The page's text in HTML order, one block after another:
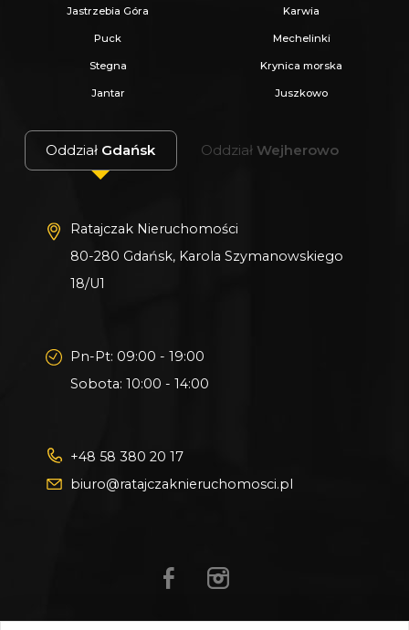
Jastrzebia Góra Karwia
Puck Mechelinki
Stegna Krynica morska
Jantar Juszkowo
Oddział Gdańsk Oddział Wejherowo
Ratajczak Nieruchomości
80-280 Gdańsk, Karola Szymanowskiego
18/U1
Pn-Pt: 09:00 - 19:00
Sobota: 10:00 - 14:00
+48 58 380 20 17
biuro@ratajczaknieruchomosci.pl